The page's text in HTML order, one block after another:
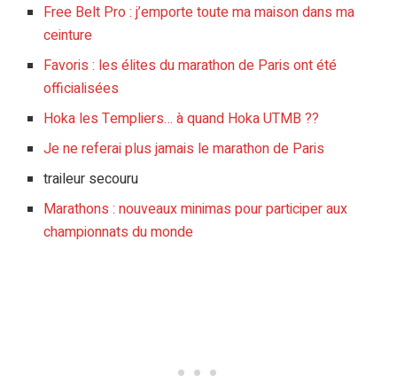
Free Belt Pro : j’emporte toute ma maison dans ma
ceinture
Favoris : les élites du marathon de Paris ont été
officialisées
Hoka les Templiers… à quand Hoka UTMB ??
Je ne referai plus jamais le marathon de Paris
traileur secouru
Marathons : nouveaux minimas pour participer aux
championnats du monde